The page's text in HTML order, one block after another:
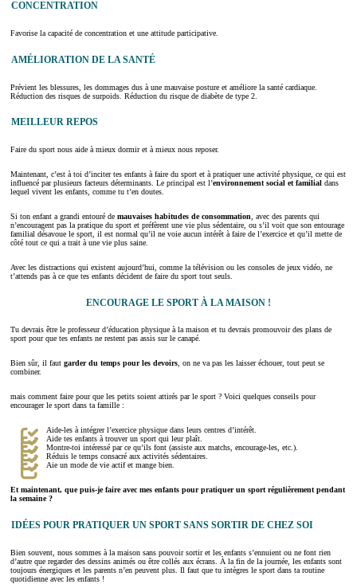
CONCENTRATION
Favorise la capacité de concentration et une attitude participative.
AMÉLIORATION DE LA SANTÉ
Prévient les blessures, les dommages dus à une mauvaise posture et améliore la santé cardiaque.
Réduction des risques de surpoids. Réduction du risque de diabète de type 2.
MEILLEUR REPOS
Faire du sport nous aide à mieux dormir et à mieux nous reposer.
Maintenant, c’est à toi d’inciter tes enfants à faire du sport et à pratiquer une activité physique, ce qui est
influencé par plusieurs facteurs déterminants. Le principal est l’environnement social et familial dans
lequel vivent les enfants, comme tu t’en doutes.
Si ton enfant a grandi entouré de mauvaises habitudes de consommation , avec des parents qui
n’encouragent pas la pratique du sport et préfèrent une vie plus sédentaire, ou s’il voit que son entourage
familial désavoue le sport, il est normal qu’il ne voie aucun intérêt à faire de l’exercice et qu’il mette de
côté tout ce qui a trait à une vie plus saine.
Avec les distractions qui existent aujourd’hui, comme la télévision ou les consoles de jeux vidéo, ne
t’attends pas à ce que tes enfants décident de faire du sport tout seuls.
ENCOURAGE LE SPORT À LA MAISON !
Tu devrais être le professeur d’éducation physique à la maison et tu devrais promouvoir des plans de
sport pour que tes enfants ne restent pas assis sur le canapé.
Bien sûr, il faut garder du temps pour les devoirs, on ne va pas les laisser échouer, tout peut se
combiner.
mais comment faire pour que les petits soient attirés par le sport ? Voici quelques conseils pour
encourager le sport dans ta famille :
Aide-les à intégrer l’exercice physique dans leurs centres d’intérêt.
Aide tes enfants à trouver un sport qui leur plaît.
Montre-toi intéressé par ce qu’ils font (assiste aux matchs, encourage-les, etc.).
Réduis le temps consacré aux activités sédentaires.
Aie un mode de vie actif et mange bien.
Et maintenant, que puis-je faire avec mes enfants pour pratiquer un sport régulièrement pendant
la semaine ?
IDÉES POUR PRATIQUER UN SPORT SANS SORTIR DE CHEZ SOI
Bien souvent, nous sommes à la maison sans pouvoir sortir et les enfants s’ennuient ou ne font rien
d’autre que regarder des dessins animés ou être collés aux écrans. À la fin de la journée, les enfants sont
toujours énergiques et les parents n’en peuvent plus. Il faut que tu intègres le sport dans ta routine
quotidienne avec les enfants !